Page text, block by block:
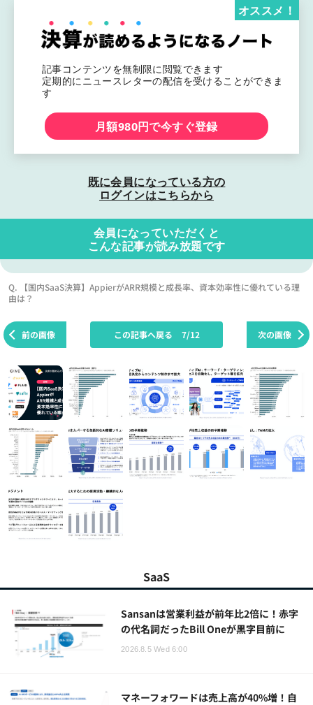
記事コンテンツを無制限に閲覧できます
定期的にニュースレターの配信を受けることができま
す
オススメ！
月額980円で今すぐ登録
既に会員になっている方の
ログインはこちらから
会員になっていただくと
こんな記事が読み放題です
Q. 【国内SaaS決算】AppierがARR規模と成長率、資本効率性に優れている理
由は？
前の画像 次の画像
この記事へ戻る 7/12
SaaS
Sansanは営業利益が前年比2倍に！赤字
の代名詞だったBill Oneが黒字目前に
2026.8.5 Wed 6:00
マネーフォワードは売上高が40%増！自